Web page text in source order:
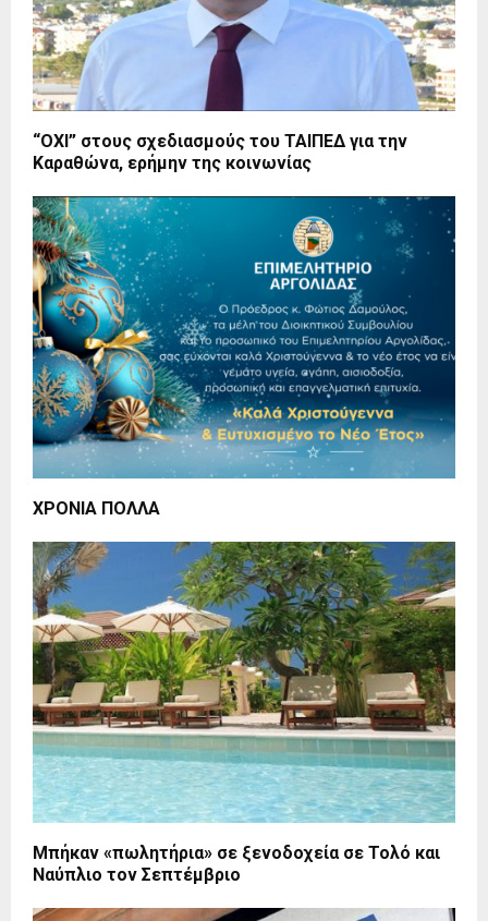
“ΟΧΙ” στους σχεδιασμούς του ΤΑΙΠΕΔ για την
Καραθώνα, ερήμην της κοινωνίας
ΧΡΟΝΙΑ ΠΟΛΛΑ
Μπήκαν «πωλητήρια» σε ξενοδοχεία σε Τολό και
Ναύπλιο τον Σεπτέμβριο